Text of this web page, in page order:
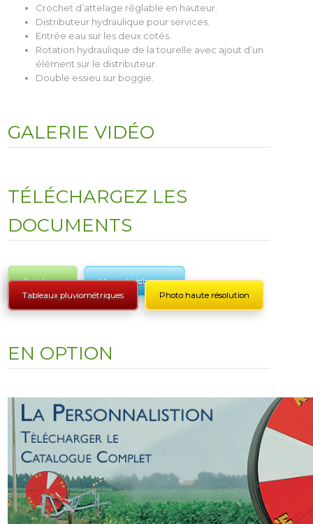
Crochet d’attelage réglable en hauteur.
Distributeur hydraulique pour services.
Entrée eau sur les deux cotés.
Rotation hydraulique de la tourelle avec ajout d’un
élément sur le distributeur.
Double essieu sur boggie.
GALERIE VIDÉO
TÉLÉCHARGEZ LES
DOCUMENTS
Catalogue
Manuel technique
Tableaux pluviométriques
Photo haute résolution
EN OPTION